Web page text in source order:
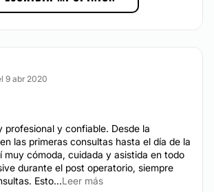
labios
ojeras
9 abr 2020
profesional y confiable. Desde la
las primeras consultas hasta el día de la
muy cómoda, cuidada y asistida en todo
durante el post operatorio, siempre
Esto...Leer más